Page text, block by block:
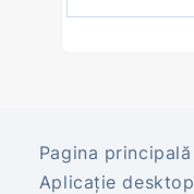
Pagina principală
Aplicație desktop